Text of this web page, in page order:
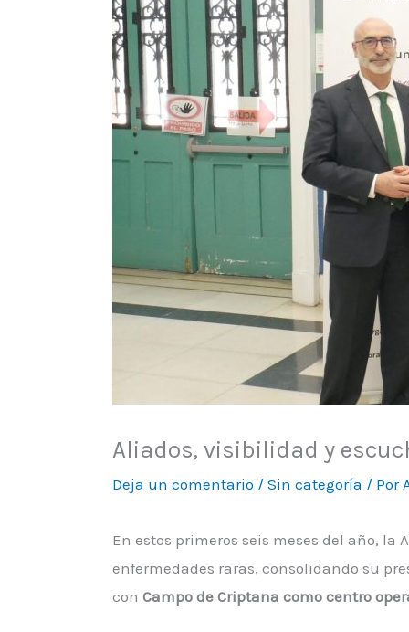
Aliados, visibilidad y
Deja un comentario / Sin categoría / Por
En estos primeros seis meses del año, la
enfermedades raras, consolidando su
con Campo de Criptana como centro